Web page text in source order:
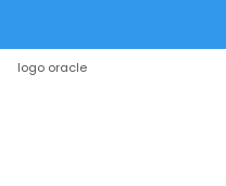
logo oracle